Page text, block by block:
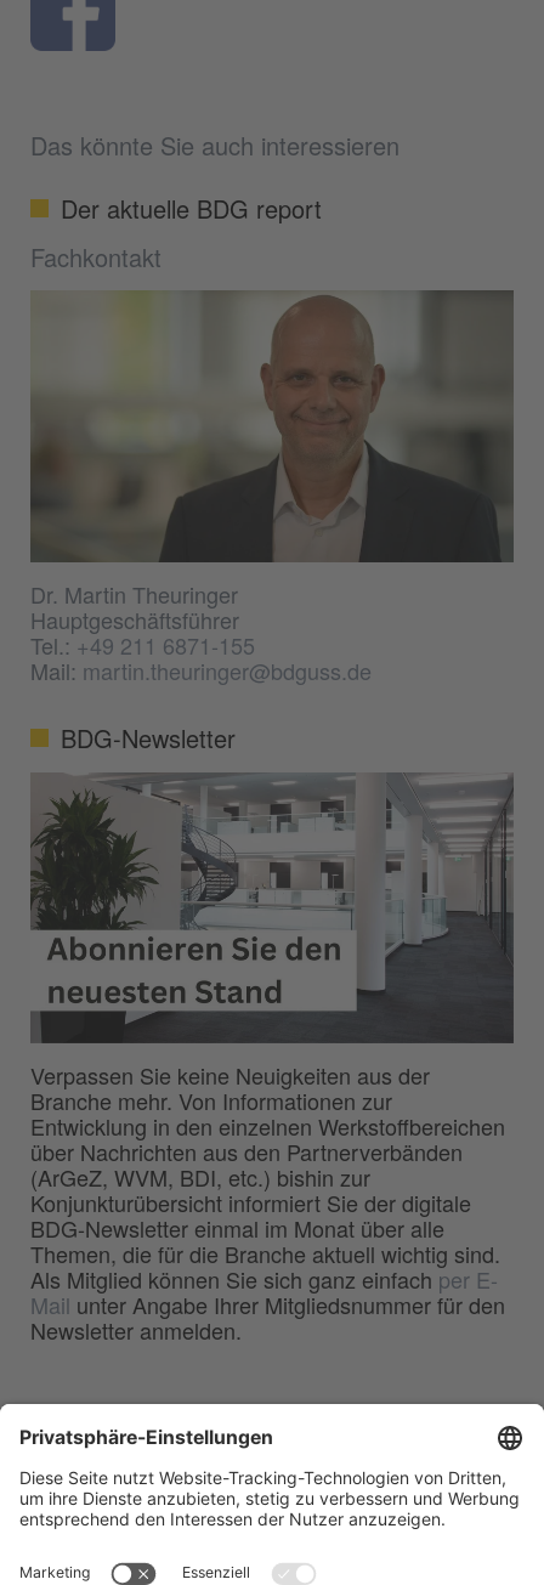
Das könnte Sie auch interessieren
Der aktuelle BDG report
Fachkontakt
Dr. Martin Theuringer
Hauptgeschäftsführer
Tel.:+49 211 6871-155
Mail: martin.theuringer@bdguss.de
BDG-Newsletter
Verpassen Sie keine Neuigkeiten aus der
Branche mehr. Von Informationen zur
Entwicklung in den einzelnen Werkstoffbereichen
über Nachrichten aus den Partnerverbänden
(ArGeZ, WVM, BDI, etc.) bishin zur
Konjunkturübersicht informiert Sie der digitale
BDG-Newsletter einmal im Monat über alle
Themen, die für die Branche aktuell wichtig sind.
Als Mitglied können Sie sich ganz einfach per E-
Mail unter Angabe Ihrer Mitgliedsnummer für den
Newsletter anmelden.